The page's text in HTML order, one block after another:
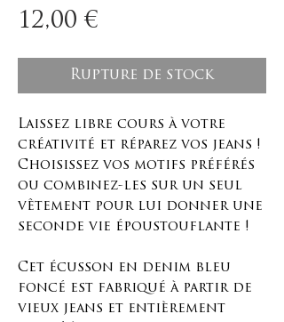
12,00 €Prix
Rupture de stock
Laissez libre cours à votre
créativité et réparez vos jeans !
Choisissez vos motifs préférés
ou combinez-les sur un seul
vêtement pour lui donner une
seconde vie époustouflante !
Cet écusson en denim bleu
foncé est fabriqué à partir de
vieux jeans et entièrement